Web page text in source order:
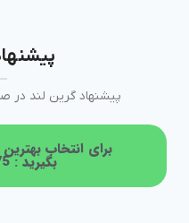
پیشنهاد گرین لند
برای انتخاب
بگیرید : 09118104575